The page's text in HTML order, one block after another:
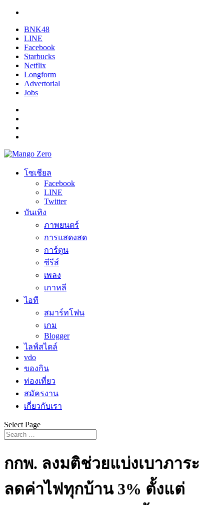
BNK48
LINE
Facebook
Starbucks
Netflix
Longform
Advertorial
Jobs
โซเชียล
Facebook
LINE
Twitter
บันเทิง
ภาพยนตร์
การแสดงสด
การ์ตูน
ซีรีส์
เพลง
เกาหลี
ไอที
สมาร์ทโฟน
เกม
Blogger
ไลฟ์สไตล์
vdo
ของกิน
ท่องเที่ยว
สมัครงาน
เกี่ยวกับเรา
Select Page
กกพ. ลงมติช่วยแบ่งเบาภาระ
ลดค่าไฟทุกบ้าน 3% ตั้งแต่